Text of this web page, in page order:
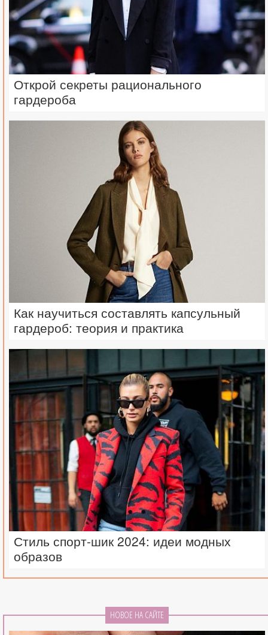
Открой секреты рационального
гардероба
Как научиться составлять капсульный
гардероб: теория и практика
Стиль спорт-шик 2024: идеи модных
образов
НОВОЕ НА САЙТЕ